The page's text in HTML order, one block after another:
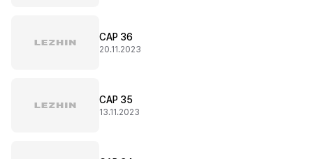
CAP 36
20.11.2023
CAP 35
13.11.2023